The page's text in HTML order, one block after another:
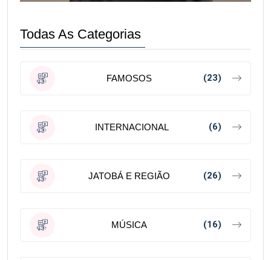
Todas As Categorias
FAMOSOS (23)
INTERNACIONAL (6)
JATOBÁ E REGIÃO (26)
MÚSICA (16)